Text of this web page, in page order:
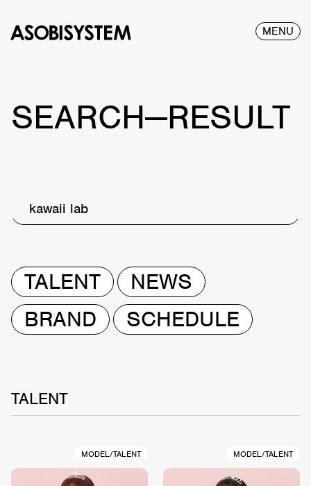
MENU
SEARCH—RESULT
kawaii lab
TALENT
NEWS
BRAND
SCHEDULE
TALENT
MODEL/TALENT MODEL/TALENT